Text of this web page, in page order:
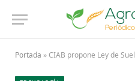
Portada »CIAB propone Ley de Suelos que